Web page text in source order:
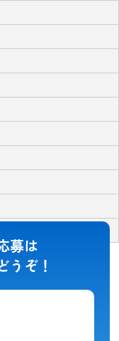
募は
うぞ！